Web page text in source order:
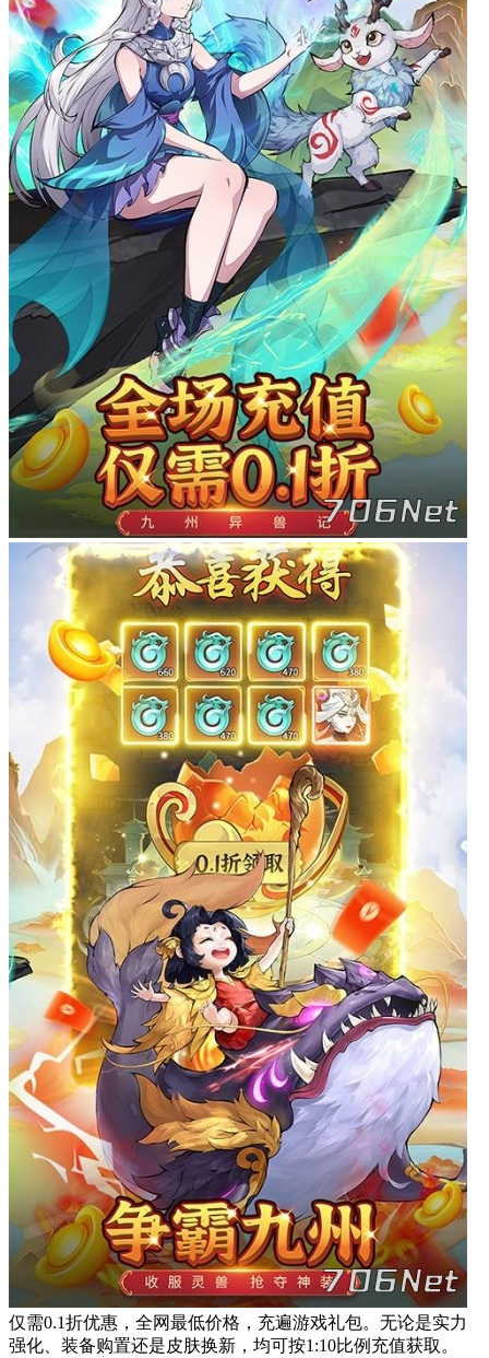
仅需0.1折优惠，全网最低价格，充遍游戏礼包。无论是实力
强化、装备购置还是皮肤换新，均可按1:10比例充值获取。